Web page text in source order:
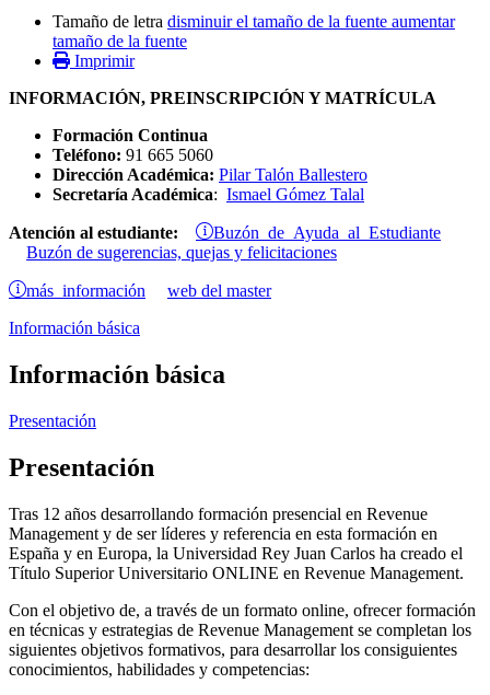
Tamaño de letra disminuir el tamaño de la fuente aumentar
tamaño de la fuente
Imprimir
INFORMACIÓN, PREINSCRIPCIÓN Y MATRÍCULA
Formación Continua
Teléfono: 91 665 5060
Dirección Académica: Pilar Talón Ballestero
Secretaría Académica: Ismael Gómez Talal
Atención al estudiante: Buzón de Ayuda al Estudiante
Buzón de sugerencias, quejas y felicitaciones
más información
web del master
Información básica
Información básica
Presentación
Presentación
Tras 12 años desarrollando formación presencial en Revenue
Management y de ser líderes y referencia en esta formación en
España y en Europa, la Universidad Rey Juan Carlos ha creado el
Título Superior Universitario ONLINE en Revenue Management.
Con el objetivo de, a través de un formato online, ofrecer formación
en técnicas y estrategias de Revenue Management se completan los
siguientes objetivos formativos, para desarrollar los consiguientes
conocimientos, habilidades y competencias: